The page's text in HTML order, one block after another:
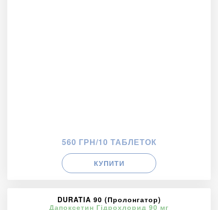
560 ГРН/10 ТАБЛЕТОК
КУПИТИ
DURATIA 90 (Пролонгатор)
Дапоксетин Гідрохлорид 90 мг